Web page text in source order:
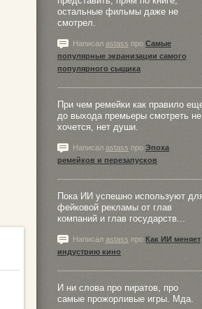
остальные фильмы даже не
смотрел.
Написал astass про Самые
популярные экранизации самого
популярного сыщика
При чем ремейки как правило
до выхода премьеры смотреть не
хочется, нет души.
Написал astass про Эпоха
ремейков и перезапусков
Пока ИИ успешно используют
фейковой рекламы от глав
компаний и глав государств...
Написал astass про Как ИИ меняет
индустрию кино
И ни слова про пиратов, про
самые прожорливые игры. Мда.